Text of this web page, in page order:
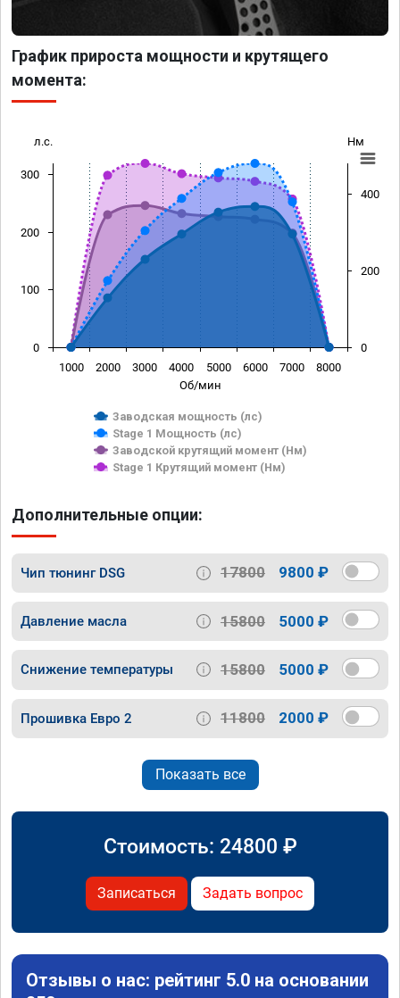
График прироста мощности и крутящего
момента:
Об/мин
л.с. Нм
Заводская мощность (лс)
Stage 1 Мощность (лс)
Заводской крутящий момент (Нм)
Stage 1 Крутящий момент (Нм)
1000 2000 3000 4000 5000 6000 7000 8000
0
100
200
300
0
200
400
Дополнительные опции:
Чип тюнинг DSG 17800 9800 ₽
Давление масла 15800 5000 ₽
Снижение температуры 15800 5000 ₽
Прошивка Евро 2 11800 2000 ₽
Показать все
Стоимость: 24800 ₽
Записаться Задать вопрос
Отзывы о нас: рейтинг 5.0 на основании